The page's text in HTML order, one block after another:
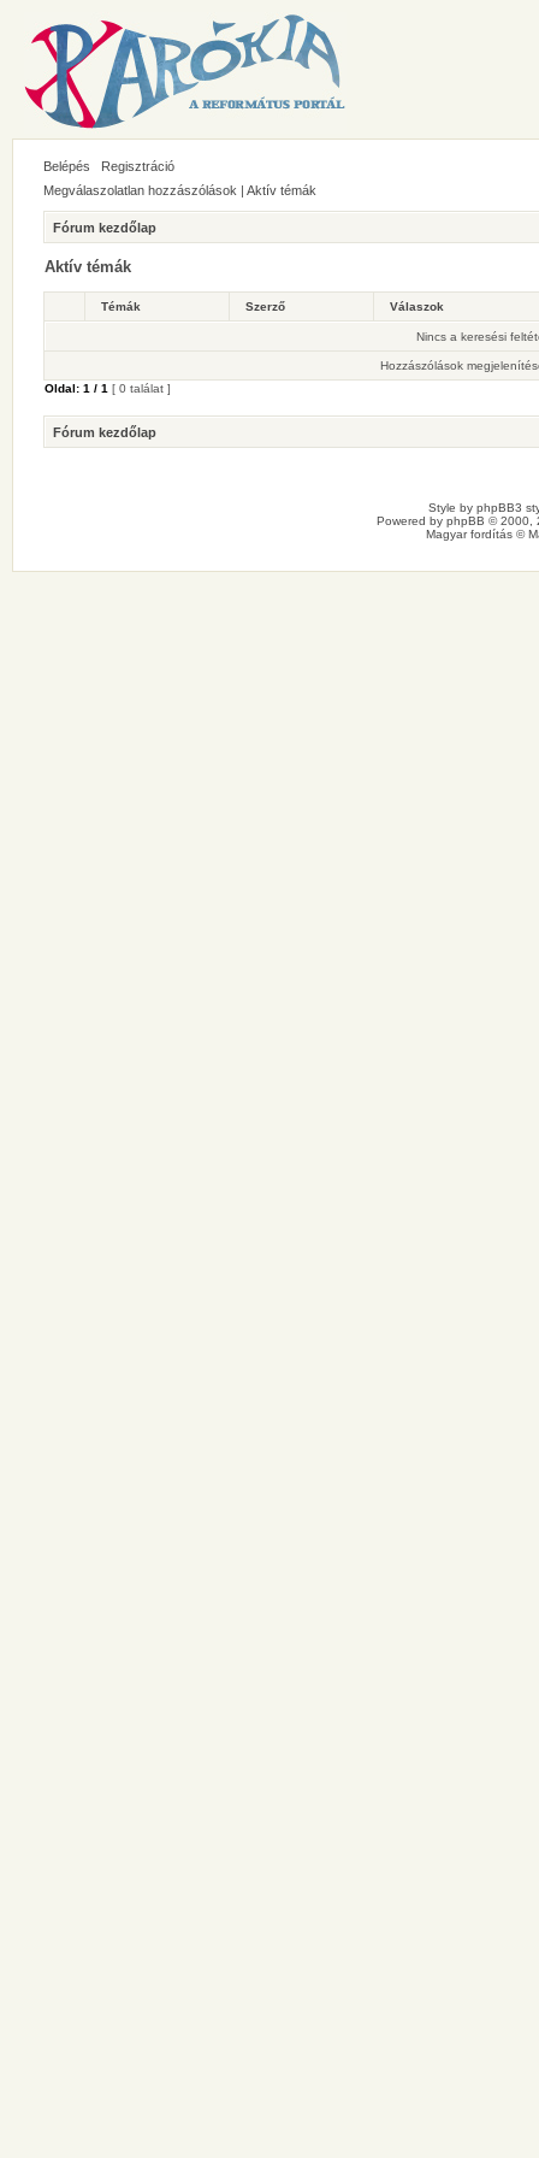
Belépés
Regisztráció
Megválaszolatlan hozzászólások | Aktív témák
Fórum kezdőlap
Aktív témák
Témák Szerző Válaszok
Nincs a keresési
Hozzászólások
Oldal: 1 / 1 [ 0 találat ]
Fórum kezdőlap
Style by phpBB3
Powered by phpBB © 2000,
Magyar fordítás ©